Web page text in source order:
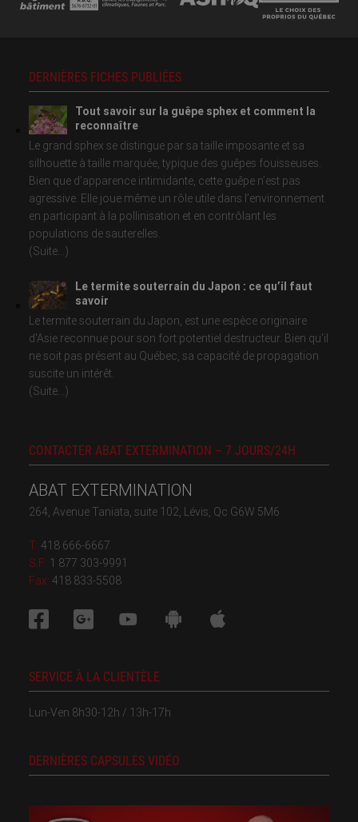
DERNIÈRES FICHES PUBLIÉES
Tout savoir sur la guêpe sphex et comment la
reconnaître
Le grand sphex se distingue par sa taille imposante et sa
silhouette à taille marquée, typique des guêpes fouisseuses.
Bien que d’apparence intimidante, cette guêpe n’est pas
agressive. Elle joue même un rôle utile dans l’environnement
en participant à la pollinisation et en contrôlant les
populations de sauterelles.
(Suite...)
Le termite souterrain du Japon : ce qu’il faut
savoir
Le termite souterrain du Japon, est une espèce originaire
d'Asie reconnue pour son fort potentiel destructeur. Bien qu'il
ne soit pas présent au Québec, sa capacité de propagation
suscite un intérêt.
(Suite...)
CONTACTER ABAT EXTERMINATION – 7 JOURS/24H
ABAT EXTERMINATION
264, Avenue Taniata, suite 102, Lévis, Qc G6W 5M6
T: 418 666-6667
S.F: 1 877 303-9991
Fax: 418 833-5508
SERVICE À LA CLIENTÈLE
Lun-Ven 8h30-12h / 13h-17h
DERNIÈRES CAPSULES VIDÉO